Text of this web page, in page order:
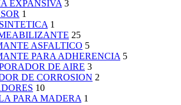
EXPANSIVA 3
1
1
25
ASFALTICO 5
PARA ADHERENCIA 5
DE AIRE 3
DE CORROSION 2
10
PARA MADERA 1